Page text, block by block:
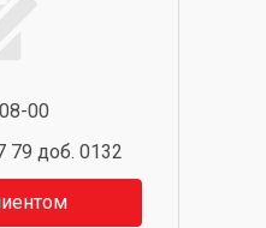
00
79 доб. 0132